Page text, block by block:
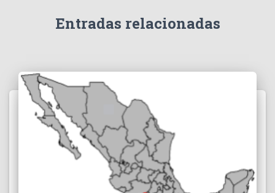
Entradas relacionadas